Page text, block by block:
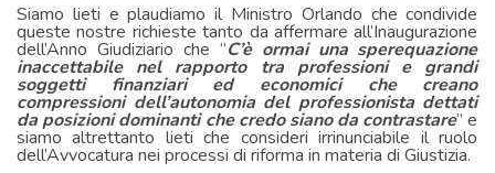
Siamo lieti e plaudiamo il Ministro Orlando che condivide
queste nostre richieste tanto da affermare all’Inaugurazione
dell’Anno Giudiziario che “C’è ormai una sperequazione
inaccettabile nel rapporto tra professioni e grandi
soggetti finanziari ed economici che creano
compressioni dell’autonomia del professionista dettati
da posizioni dominanti che credo siano da contrastare” e
siamo altrettanto lieti che consideri irrinunciabile il ruolo
dell’Avvocatura nei processi di riforma in materia di Giustizia.